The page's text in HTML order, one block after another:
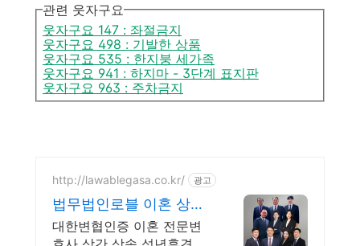
관련 웃자구요
웃자구요 147 : 좌절금지
웃자구요 498 : 기발한 상품
웃자구요 535 : 한지붕 세가족
웃자구요 941 : 하지마 - 3단계 표지판
웃자구요 963 : 주차금지
http://lawablegasa.co.kr/ 광고
법무법인로블 이혼 상속
전문
대한변협인증 이혼 전문변